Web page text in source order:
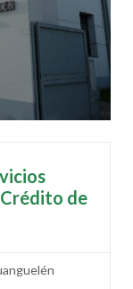
Crédito de